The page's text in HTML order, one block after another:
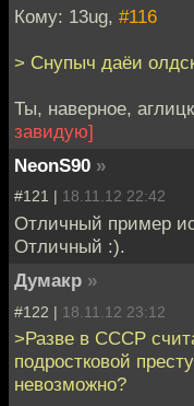
Кому: 13ug, #116
> Снупыч даёи
Ты, наверное,
завидую]
NeonS90 »
#121 | 18.11.12 22:42
Отличный пример
Отличный :).
Думакр »
#122 | 18.11.12 23:12
>Разве в СССР
подростковой
невозможно?